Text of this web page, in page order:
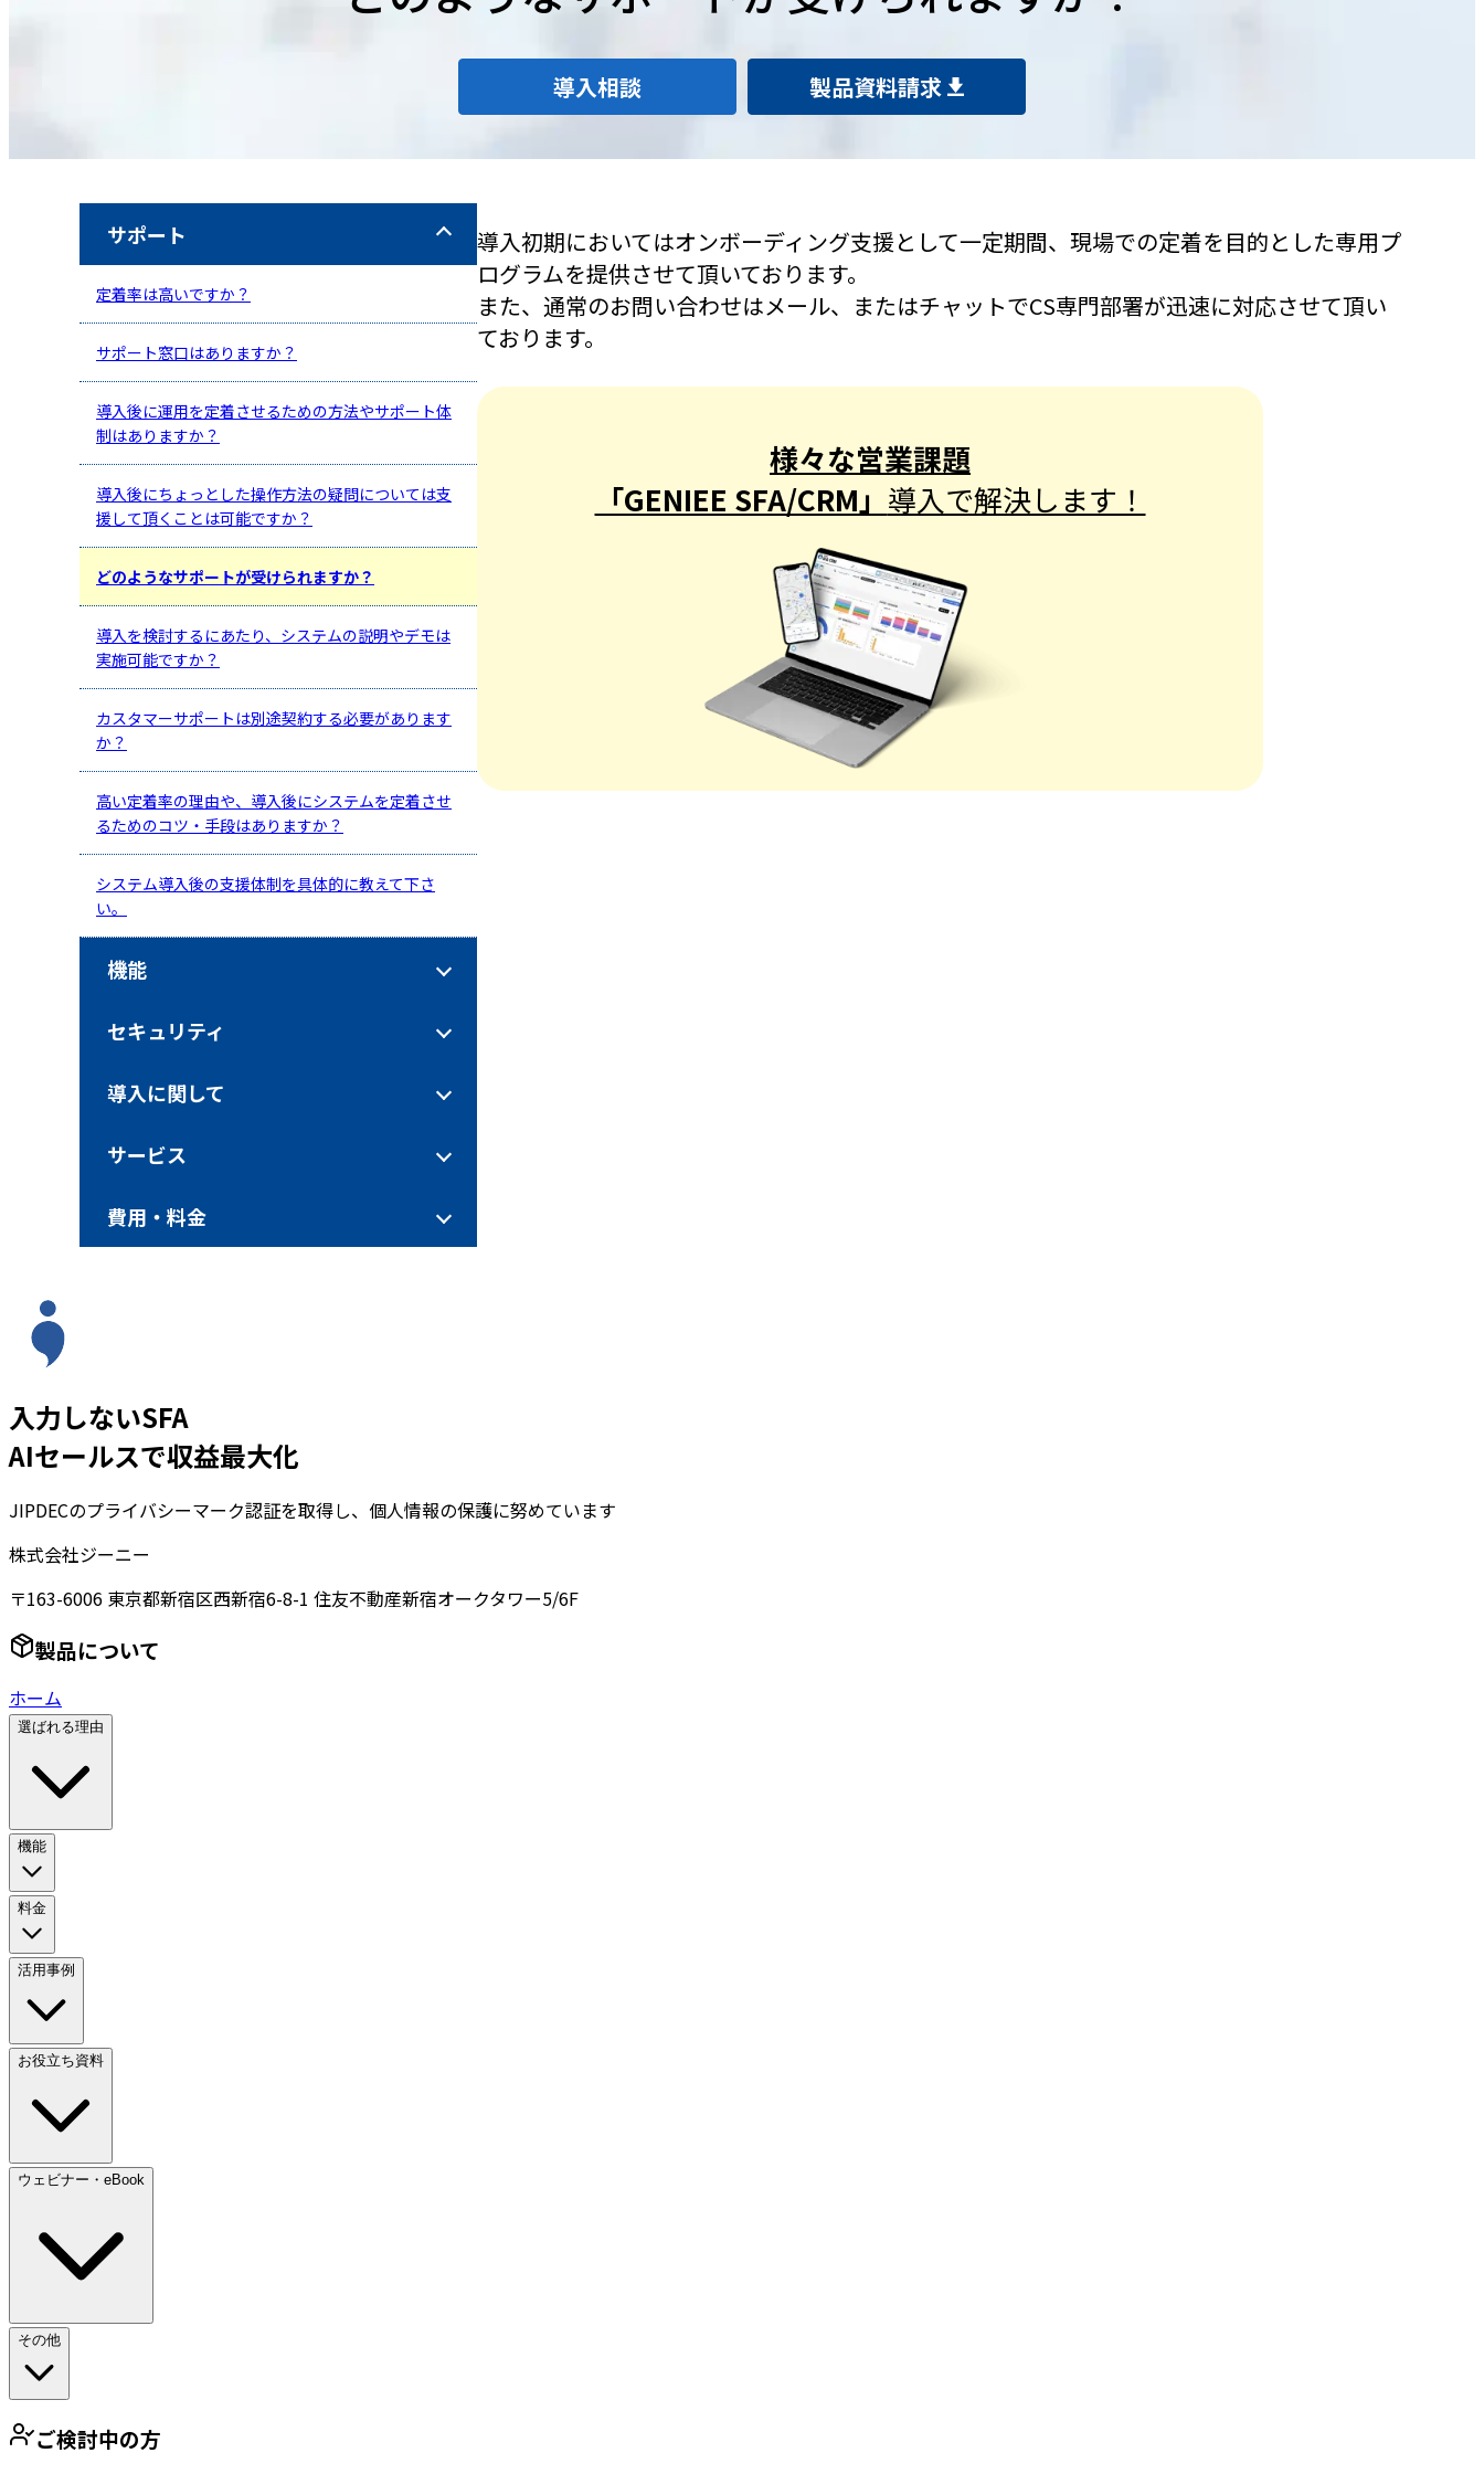
導入相談 製品資料請求
サポート
定着率は高いですか？
サポート窓口はありますか？
導入後に運用を定着させるための方法やサポート体
制はありますか？
導入後にちょっとした操作方法の疑問については支
援して頂くことは可能ですか？
どのようなサポートが受けられますか？
導入を検討するにあたり、システムの説明やデモは
実施可能ですか？
カスタマーサポートは別途契約する必要があります
か？
高い定着率の理由や、導入後にシステムを定着させ
るためのコツ・手段はありますか？
システム導入後の支援体制を具体的に教えて下さ
い。
機能
セキュリティ
導入に関して
サービス
費用・料金
導入初期においてはオンボーディング支援として一定期間、現場での定着を目的とした専用プ
ログラムを提供させて頂いております。
また、通常のお問い合わせはメール、またはチャットでCS専門部署が迅速に対応させて頂い
ております。
様々な営業課題
「GENIEE SFA/CRM」 導入で解決します！
入力しないSFA
AIセールスで収益最大化
JIPDECのプライバシーマーク認証を取得し、個人情報の保護に努めています
株式会社ジーニー
〒163-6006 東京都新宿区西新宿6-8-1 住友不動産新宿オークタワー5/6F
製品について
ホーム
選ばれる理由
機能
料金
活用事例
お役立ち資料
ウェビナー・eBook
その他
ご検討中の方